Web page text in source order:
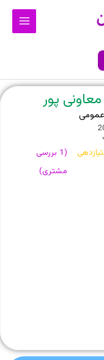
Main
پور
(
1 بررسی
مشتری)